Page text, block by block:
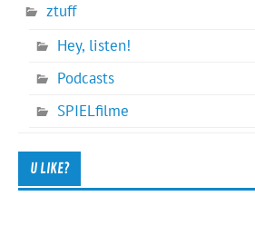
ztuff
Hey, listen!
Podcasts
SPIELfilme
U LIKE?